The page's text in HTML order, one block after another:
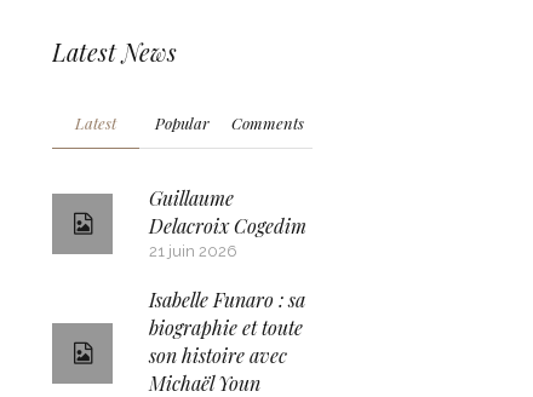
Latest News
Latest Popular Comments
Guillaume
Delacroix Cogedim
21 juin 2026
Isabelle Funaro : sa
biographie et toute
son histoire avec
Michaël Youn